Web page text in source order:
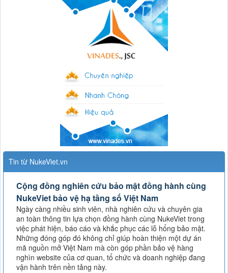
Tin từ NukeViet.vn
Cộng đồng nghiên cứu bảo mật đồng hành cùng
NukeViet bảo vệ hạ tầng số Việt Nam
Ngày càng nhiều sinh viên, nhà nghiên cứu và chuyên gia
an toàn thông tin lựa chọn đồng hành cùng NukeViet trong
việc phát hiện, báo cáo và khắc phục các lỗ hổng bảo mật.
Những đóng góp đó không chỉ giúp hoàn thiện một dự án
mã nguồn mở Việt Nam mà còn góp phần bảo vệ hàng
nghìn website của cơ quan, tổ chức và doanh nghiệp đang
vận hành trên nền tảng này.